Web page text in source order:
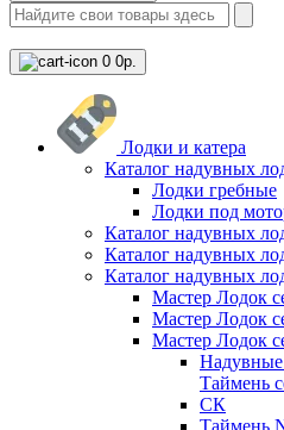
0 0р.
Лодки и катера
Каталог надувных
Лодки гребные
Лодки под
Каталог надувных
Каталог надувных
Каталог надувных
Мастер Лодок
Мастер Лодок
Мастер Лодок
Таймень
СК
Таймень